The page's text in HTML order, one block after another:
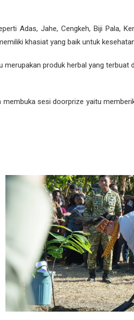
Adas, Jahe, Cengkeh, Biji Pala,
khasiat yang baik untuk
produk herbal yang terbuat
sesi doorprize yaitu